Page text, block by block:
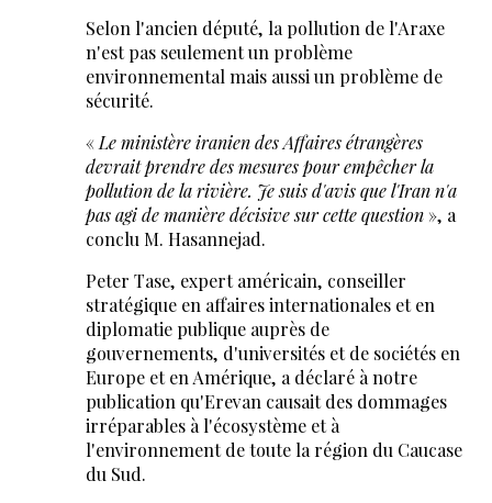
Selon l'ancien député, la pollution de l'Araxe
n'est pas seulement un problème
environnemental mais aussi un problème de
sécurité.
«Le ministère iranien des Affaires étrangères
devrait prendre des mesures pour empêcher la
pollution de la rivière. Je suis d'avis que l'Iran n'a
pas agi de manière décisive sur cette question», a
conclu M. Hasannejad.
Peter Tase, expert américain, conseiller
stratégique en affaires internationales et en
diplomatie publique auprès de
gouvernements, d'universités et de sociétés en
Europe et en Amérique, a déclaré à notre
publication qu'Erevan causait des dommages
irréparables à l'écosystème et à
l'environnement de toute la région du Caucase
du Sud.